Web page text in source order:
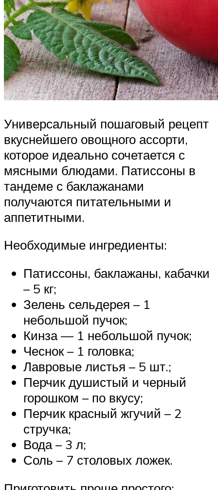
Универсальный пошаговый рецепт
вкуснейшего овощного ассорти,
которое идеально сочетается с
мясными блюдами. Патиссоны в
тандеме с баклажанами
получаются питательными и
аппетитными.
Необходимые ингредиенты:
Патиссоны, баклажаны, кабачки
– 5 кг;
Зелень сельдерея – 1
небольшой пучок;
Кинза — 1 небольшой пучок;
Чеснок – 1 головка;
Лавровые листья – 5 шт.;
Перчик душистый и черный
горошком – по вкусу;
Перчик красный жгучий – 2
стручка;
Вода – 3 л;
Соль – 7 столовых ложек.